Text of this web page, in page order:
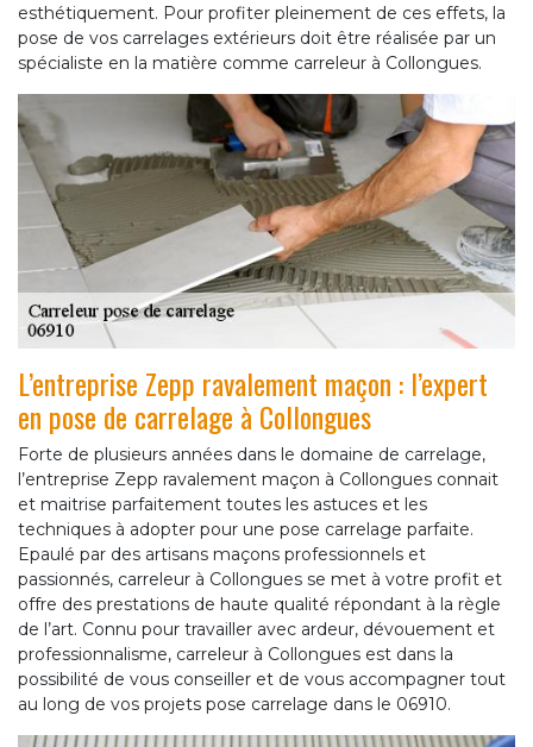
esthétiquement. Pour profiter pleinement de ces effets, la
pose de vos carrelages extérieurs doit être réalisée par un
spécialiste en la matière comme carreleur à Collongues.
L’entreprise Zepp ravalement maçon : l’expert
en pose de carrelage à Collongues
Forte de plusieurs années dans le domaine de carrelage,
l’entreprise Zepp ravalement maçon à Collongues connait
et maitrise parfaitement toutes les astuces et les
techniques à adopter pour une pose carrelage parfaite.
Epaulé par des artisans maçons professionnels et
passionnés, carreleur à Collongues se met à votre profit et
offre des prestations de haute qualité répondant à la règle
de l’art. Connu pour travailler avec ardeur, dévouement et
professionnalisme, carreleur à Collongues est dans la
possibilité de vous conseiller et de vous accompagner tout
au long de vos projets pose carrelage dans le 06910.